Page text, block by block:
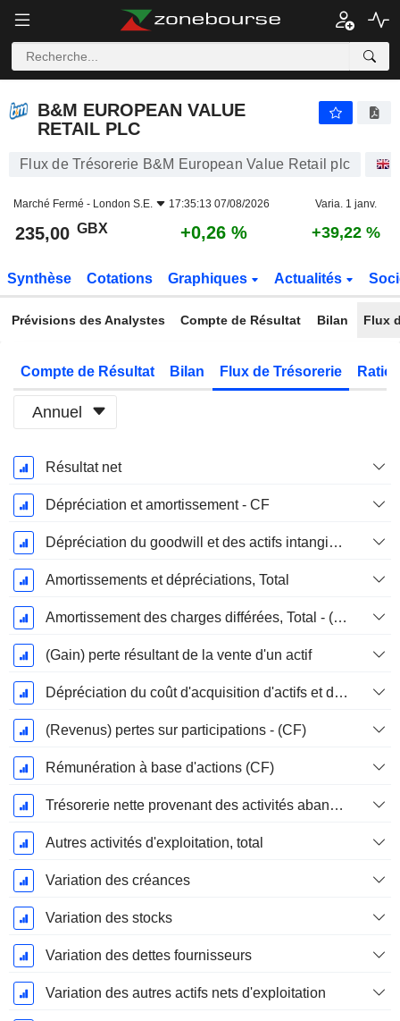
B&M EUROPEAN VALUE
RETAIL PLC
Flux de Trésorerie B&M European Value Retail plc
Marché Fermé - London S.E. 17:35:13 07/08/2026 Varia. 1 janv.
235,00 GBX +0,26 % +39,22 %
Synthèse Cotations Graphiques Actualités
Prévisions des Analystes Compte de Résultat Bilan Flux
Compte de Résultat Bilan Flux de Trésorerie
Annuel
Période
Fiscale:
Mars
Résultat net
Dépréciation et amortissement - CF
Dépréciation du goodwill et des actifs intangibles
Amortissements et dépréciations, Total
Amortissement des charges différées, Total - (CF)
(Gain) perte résultant de la vente d'un actif
Dépréciation du coût d'acquisition d'actifs et dépenses de restructuration
(Revenus) pertes sur participations - (CF)
Rémunération à base d'actions (CF)
Trésorerie nette provenant des activités abandonnées
Autres activités d'exploitation, total
Variation des créances
Variation des stocks
Variation des dettes fournisseurs
Variation des autres actifs nets d'exploitation